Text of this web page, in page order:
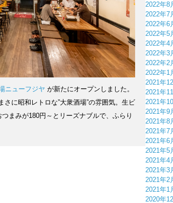
ニューフジヤ が新たにオープンしました。
に昭和レトロな”大衆酒場”の雰囲気。生ビ
まみが180円～とリーズナブルで、ふらり
2022年8
2022年7
2022年6
2022年5
2022年4
2022年3
2022年2
2022年1
2021年
2021年
2021年
2021年9
2021年8
2021年7
2021年6
2021年5
2021年4
2021年3
2021年2
2021年1
2020年